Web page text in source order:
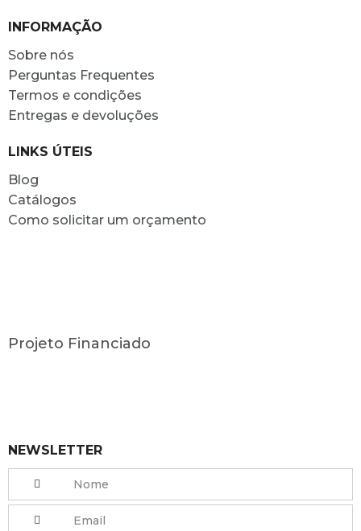
INFORMAÇÃO
Sobre nós
Perguntas Frequentes
Termos e condições
Entregas e devoluções
LINKS ÚTEIS
Blog
Catálogos
Como solicitar um orçamento
Projeto Financiado
NEWSLETTER